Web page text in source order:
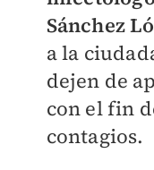
Sánchez
a la
dejen de
con el fin
contagios.